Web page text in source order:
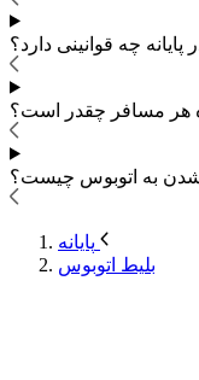
پایانه چه قوانینی دارد؟
هر مسافر چقدر است؟
به اتوبوس چیست؟
بلیط اتوبوس